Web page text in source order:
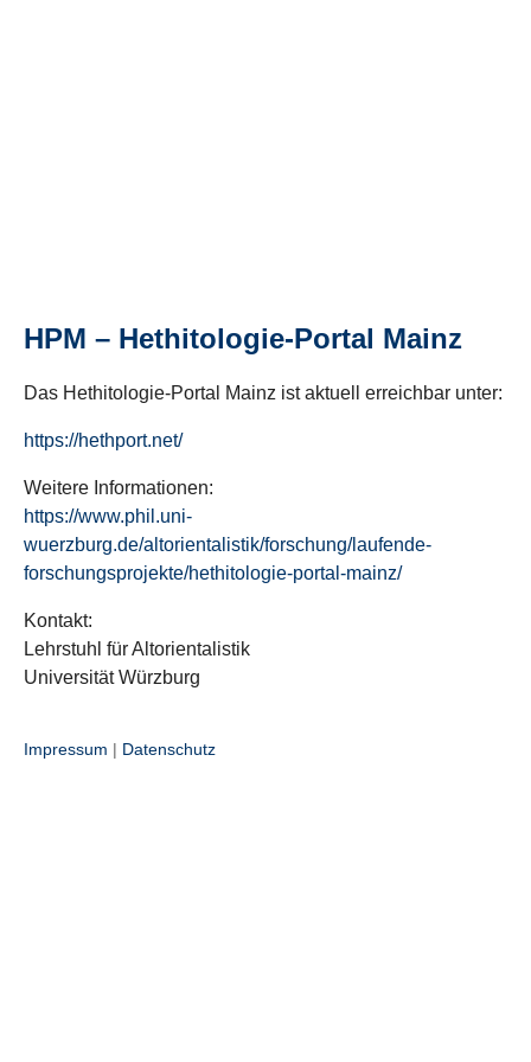
HPM – Hethitologie-Portal Mainz
Das Hethitologie-Portal Mainz ist aktuell erreichbar unter:
https://hethport.net/
Weitere Informationen:
https://www.phil.uni-
wuerzburg.de/altorientalistik/forschung/laufende-
forschungsprojekte/hethitologie-portal-mainz/
Kontakt:
Lehrstuhl für Altorientalistik
Universität Würzburg
Impressum | Datenschutz